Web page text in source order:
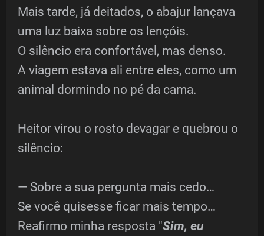
Mais tarde, já deitados, o abajur lançava
uma luz baixa sobre os lençóis.
O silêncio era confortável, mas denso.
A viagem estava ali entre eles, como um
animal dormindo no pé da cama.
Heitor virou o rosto devagar e quebrou o
silêncio:
— Sobre a sua pergunta mais cedo…
Se você quisesse ficar mais tempo…
Reafirmo minha resposta "Sim, eu